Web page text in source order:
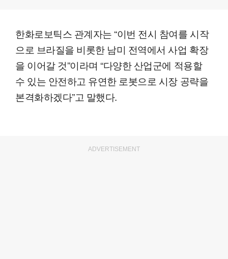
한화로보틱스 관계자는 “이번 전시 참여를 시작
으로 브라질을 비롯한 남미 전역에서 사업 확장
을 이어갈 것”이라며 “다양한 산업군에 적용할
수 있는 안전하고 유연한 로봇으로 시장 공략을
본격화하겠다”고 말했다.
ADVERTISEMENT